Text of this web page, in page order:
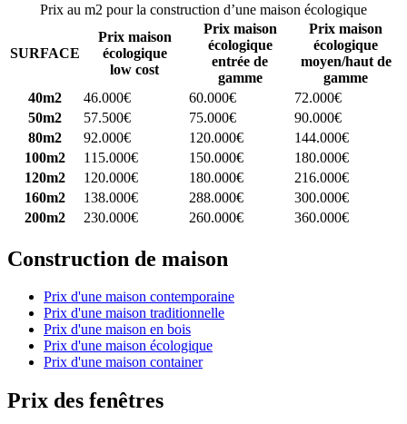
Prix au m2 pour la construction d’une maison écologique
SURFACE
Prix maison
écologique
low cost
Prix maison
écologique
entrée de
gamme
Prix maison
écologique
moyen/haut de
gamme
40m2
46.000€ 60.000€
72.000€
50m2
57.500€ 75.000€
90.000€
80m2
92.000€ 120.000€
144.000€
100m2
115.000€ 150.000€
180.000€
120m2
120.000€ 180.000€
216.000€
160m2
138.000€ 288.000€
300.000€
200m2
230.000€ 260.000€ 360.000€
Construction de maison
Prix d'une maison contemporaine
Prix d'une maison traditionnelle
Prix d'une maison en bois
Prix d'une maison écologique
Prix d'une maison container
Prix des fenêtres